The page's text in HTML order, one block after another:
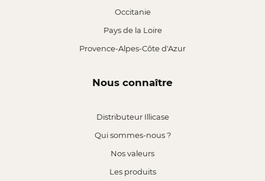
Occitanie
Pays de la Loire
Provence-Alpes-Côte d'Azur
Nous connaître
Distributeur Illicase
Qui sommes-nous ?
Nos valeurs
Les produits